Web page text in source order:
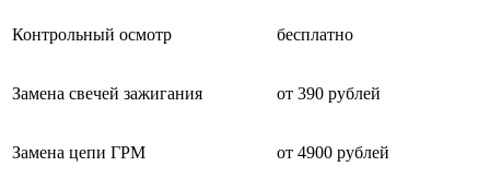
Контрольный осмотр бесплатно
Замена свечей зажигания от 390 рублей
Замена цепи ГРМ от 4900 рублей